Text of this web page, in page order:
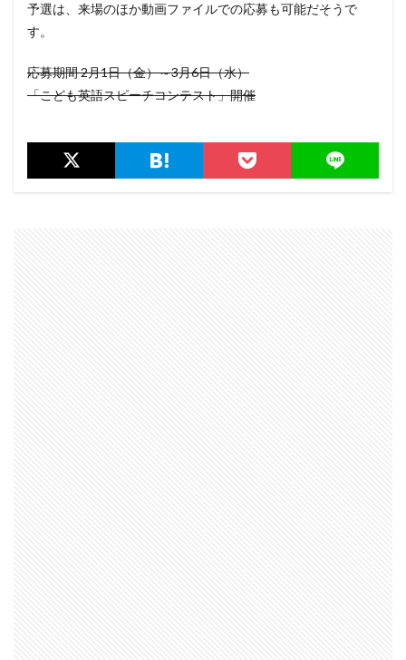
予選は、来場のほか動画ファイルでの応募も可能だそうで
す。
応募期間 2月1日（金）～3月6日（水）
「こども英語スピーチコンテスト」開催